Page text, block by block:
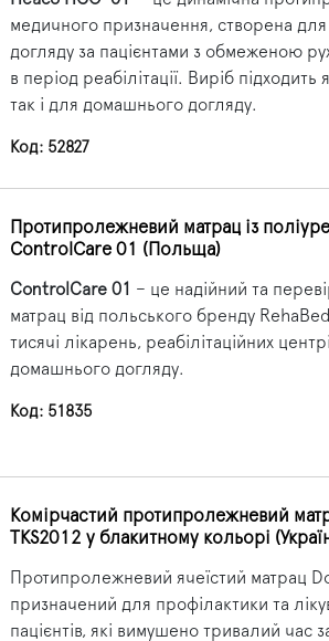
медичного призначення, створена
догляду за пацієнтами з обмеженою
в період реабілітації. Виріб
так і для домашнього догляду.
Код: 52827
Протипролежневий матрац із
ControlCare 01 (Польща)
ControlCare 01 – це надійний та
матрац від польського бренду
тисячі лікарень, реабілітаційних
домашнього догляду.
Код: 51835
Комірчастий протипролежневий
TKS2012 у блакитному кольорі
Протипролежневий ячеїстий матрац
призначений для профілактики та
пацієнтів, які вимушено тривалий час